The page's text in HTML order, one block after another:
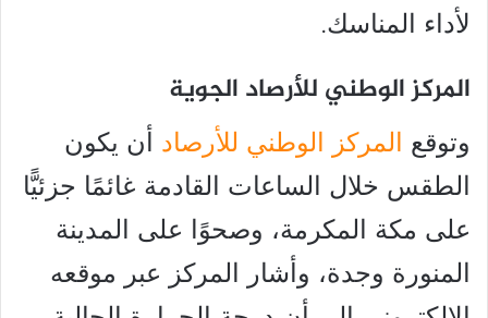
لأداء المناسك.
المركز الوطني للأرصاد الجوية
وتوقع المركز الوطني للأرصاد أن يكون
الطقس خلال الساعات القادمة غائمًا جزئيًّا
على مكة المكرمة، وصحوًا على المدينة
المنورة وجدة، وأشار المركز عبر موقعه